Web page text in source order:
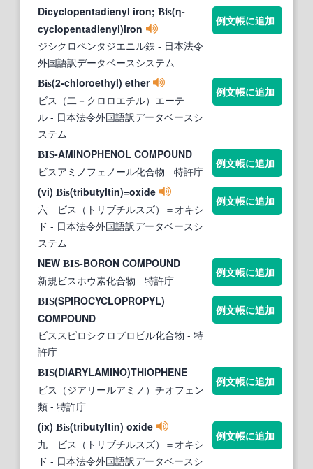
Dicyclopentadienyl iron; Bis(η-
cyclopentadienyl)iron
ジシクロペンタジエニル鉄 - 日本法令
外国語訳データベースシステム
例文帳に追加
Bis(2-chloroethyl) ether
ビス（二－クロロエチル）エーテ
ル - 日本法令外国語訳データベースシ
ステム
例文帳に追加
BIS-AMINOPHENOL COMPOUND
ビスアミノフェノール化合物 - 特許庁
例文帳に追加
(vi) Bis(tributyltin)=oxide
六 ビス（トリブチルスズ）＝オキシ
ド - 日本法令外国語訳データベースシ
ステム
例文帳に追加
NEW BIS-BORON COMPOUND
新規ビスホウ素化合物 - 特許庁
例文帳に追加
BIS(SPIROCYCLOPROPYL)
COMPOUND
ビススピロシクロプロピル化合物 - 特
許庁
例文帳に追加
BIS(DIARYLAMINO)THIOPHENE
ビス（ジアリールアミノ）チオフェン
類 - 特許庁
例文帳に追加
(ix) Bis(tributyltin) oxide
九 ビス（トリブチルスズ）＝オキシ
ド - 日本法令外国語訳データベースシ
例文帳に追加